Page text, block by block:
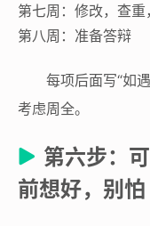
第七周：修改，查重
第八周：准备答辩
每项后面写“如
考虑周全。
第六步：
前想好，别怕